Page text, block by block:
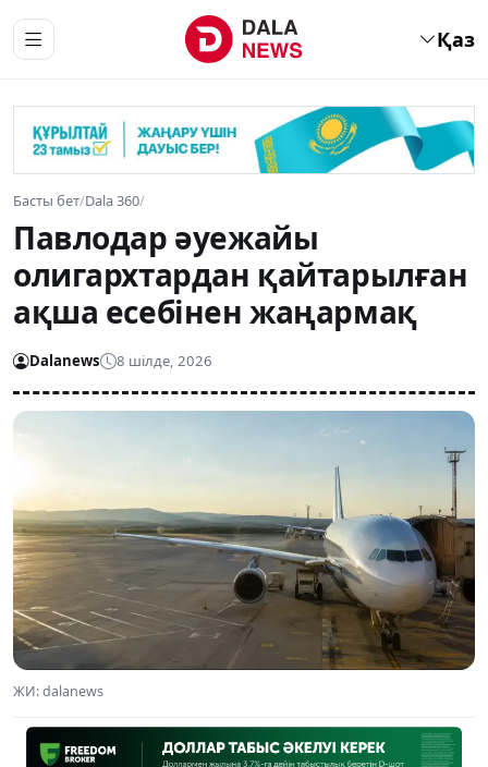
Қаз
Басты бет/Dala 360/
Павлодар әуежайы
олигархтардан қайтарылған
ақша есебінен жаңармақ
Dalanews 8 шілде, 2026
ЖИ: dalanews